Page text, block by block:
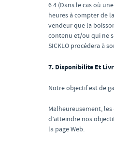
6.4 (Dans le cas où
heures à compter de
vendeur que la
contenu et/ou qui ne
SICKLO procédera à
7. Disponibilite Et
Notre objectif est de
Malheureusement,
d’atteindre nos
la page Web.